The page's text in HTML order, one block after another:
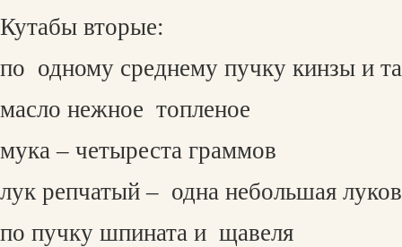
Кутабы вторые:
по одному среднему пучку кинзы и
масло нежное топленое
мука – четыреста граммов
лук репчатый – одна небольшая
по пучку шпината и щавеля